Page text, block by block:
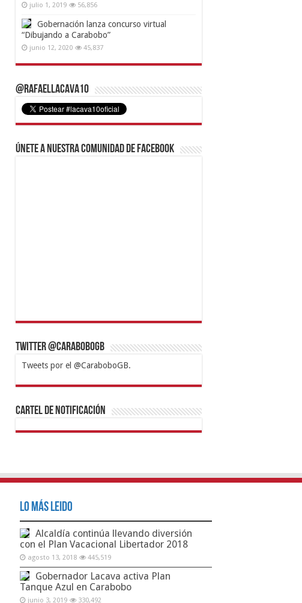
julio 1, 2019 56,856
Gobernación lanza concurso virtual
“Dibujando a Carabobo”
junio 12, 2020 45,837
@RafaelLacava10
Únete a nuestra comunidad de Facebook
Twitter @CaraboboGB
Tweets por el @CaraboboGB.
1xbetBetturkeyBetistKralbetSupertotobetTipobet
https://mvbcasino.com/
Cartel de Notificación
Lo Más Leido
Alcaldía continúa llevando diversión
con el Plan Vacacional Libertador 2018
agosto 13, 2018 445,519
Gobernador Lacava activa Plan
Tanque Azul en Carabobo
junio 3, 2019 330,492